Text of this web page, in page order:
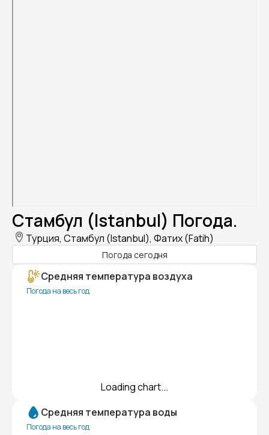
Стамбул (Istanbul) Погода.
Турция, Стамбул (Istanbul), Фатих (Fatih)
Погода сегодня
Средняя температура воздуха
Погода на весь год
Loading chart...
Средняя температура воды
Погода на весь год